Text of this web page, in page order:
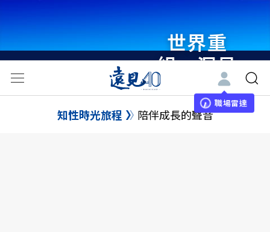
世界重
組・洞見
未來 與
世界領袖
職場雷達
知性時光旅程 陪伴成長的聲音